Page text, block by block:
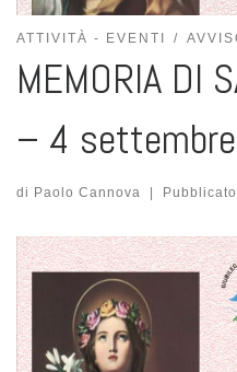
ATTIVITÀ - EVENTI
MEMORIA DI
– 4
di Paolo Cannova Pubblicato